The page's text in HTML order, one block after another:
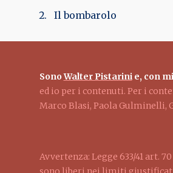
Il bombarolo
SonoWalter Pistarinie, con
ed io per i contenuti. Per i
Marco Blasi, Paola Gulminelli,
Avvertenza: Legge 633/41 art.